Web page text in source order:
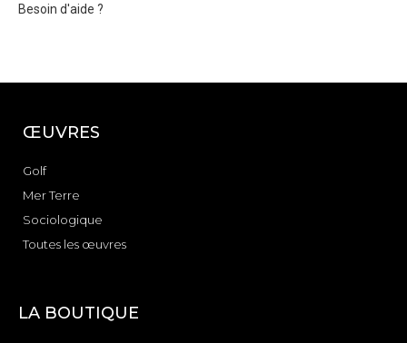
Besoin d'aide ?
ŒUVRES
Golf
Mer Terre
Sociologique
Toutes les œuvres
LA BOUTIQUE